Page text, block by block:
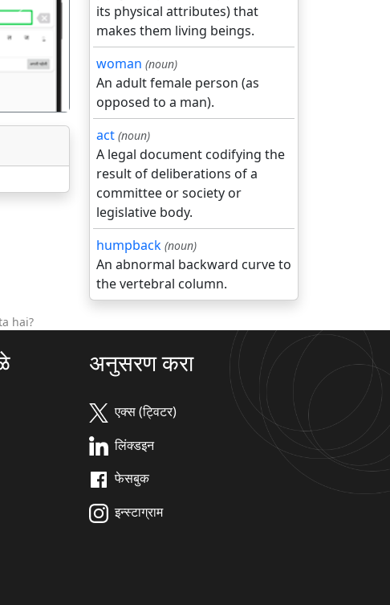
अगला
its physical attributes) that
makes them living beings.
woman (noun)
An adult female person (as
opposed to a man).
act (noun)
A legal document codifying the
result of deliberations of a
committee or society or
legislative body.
humpback (noun)
An abnormal backward curve to
the vertebral column.
hai?
अनुसरण करा
एक्स (ट्विटर)
लिंक्डइन
फेसबुक
इन्स्टाग्राम